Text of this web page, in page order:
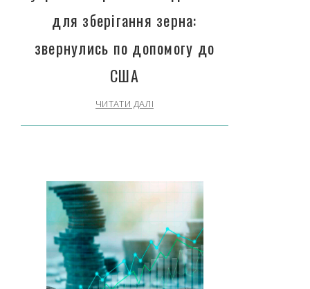
для зберігання зерна:
звернулись по допомогу до
США
ЧИТАТИ ДАЛІ